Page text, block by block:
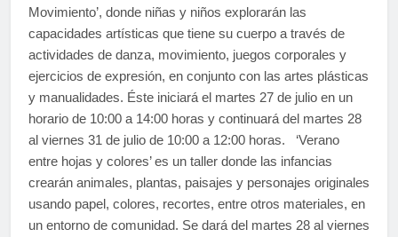
Movimiento’, donde niñas y niños explorarán las
capacidades artísticas que tiene su cuerpo a través de
actividades de danza, movimiento, juegos corporales y
ejercicios de expresión, en conjunto con las artes plásticas
y manualidades. Éste iniciará el martes 27 de julio en un
horario de 10:00 a 14:00 horas y continuará del martes 28
al viernes 31 de julio de 10:00 a 12:00 horas. ‘Verano
entre hojas y colores’ es un taller donde las infancias
crearán animales, plantas, paisajes y personajes originales
usando papel, colores, recortes, entre otros materiales, en
un entorno de comunidad. Se dará del martes 28 al viernes